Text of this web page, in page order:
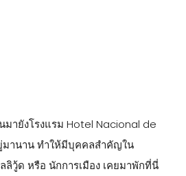
มายังโรงแรม Hotel Nacional de
มานาน ทำให้มีบุคคลสำคัญใน
ลิวู้ด หรือ นักการเมือง เคยมาพักที่นี่